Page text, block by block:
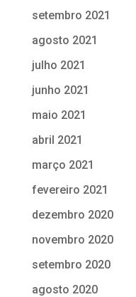
setembro 2021
agosto 2021
julho 2021
junho 2021
maio 2021
abril 2021
março 2021
fevereiro 2021
dezembro 2020
novembro 2020
setembro 2020
agosto 2020